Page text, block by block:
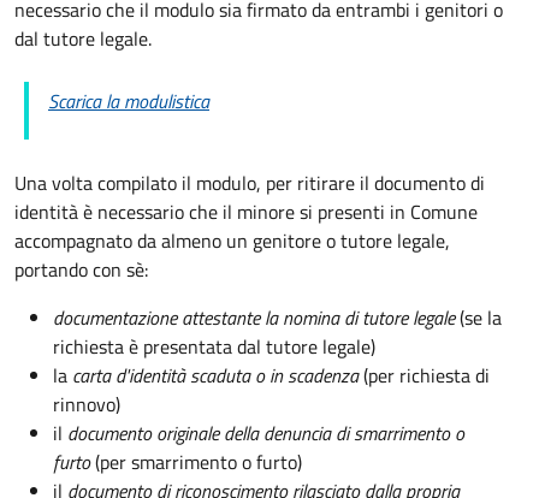
necessario che il modulo sia firmato da entrambi i genitori o
dal tutore legale.
Scarica la modulistica
Una volta compilato il modulo, per ritirare il documento di
identità è necessario che il minore si presenti in Comune
accompagnato da almeno un genitore o tutore legale,
portando con sè:
documentazione attestante la nomina di tutore legale(se la
richiesta è presentata dal tutore legale)
la carta d'identità scaduta o in scadenza(per richiesta di
rinnovo)
il documento originale della denuncia di smarrimento o
furto(per smarrimento o furto)
il documento di riconoscimento rilasciato dalla propria